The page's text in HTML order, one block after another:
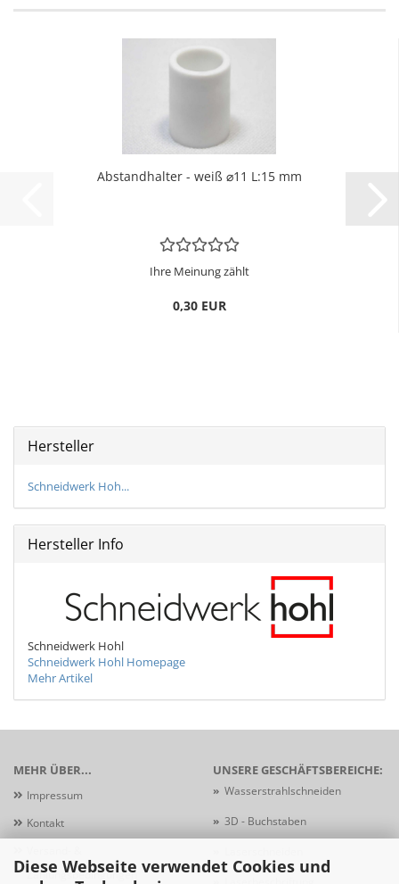
Diese Webseite verwendet Cookies und
Ab­stand­hal­ter - weiß ⌀11 L:15 mm
Ihre Meinung zählt
0,30 EUR
Hersteller
Schneidwerk Hoh...
Hersteller Info
Schneidwerk Hohl
Schneidwerk Hohl Homepage
Mehr Artikel
MEHR ÜBER...
Impressum
Kontakt
Zahlungsbedingungen
UNSERE GESCHÄFTSBEREICHE:
» Wasserstrahlschneiden
» 3D - Buchstaben